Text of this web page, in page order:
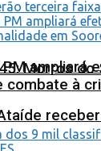
Morros do
PM ampliará
combate à